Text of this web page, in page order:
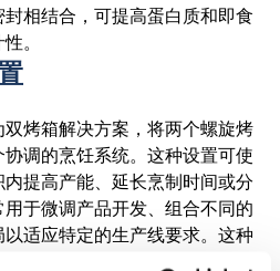
相结合，可提高蛋白质和即食
。
烤箱解决方案，将两个螺旋烤
调的烹饪系统。这种设置可使
提高产能、延长烹制时间或分
于微调产品开发、组合不同的
适应特定的生产线要求。这种